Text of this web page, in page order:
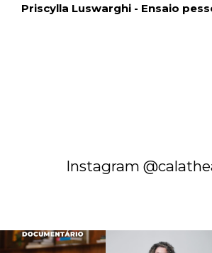
Priscylla Luswarghi - Ensaio
Instagram